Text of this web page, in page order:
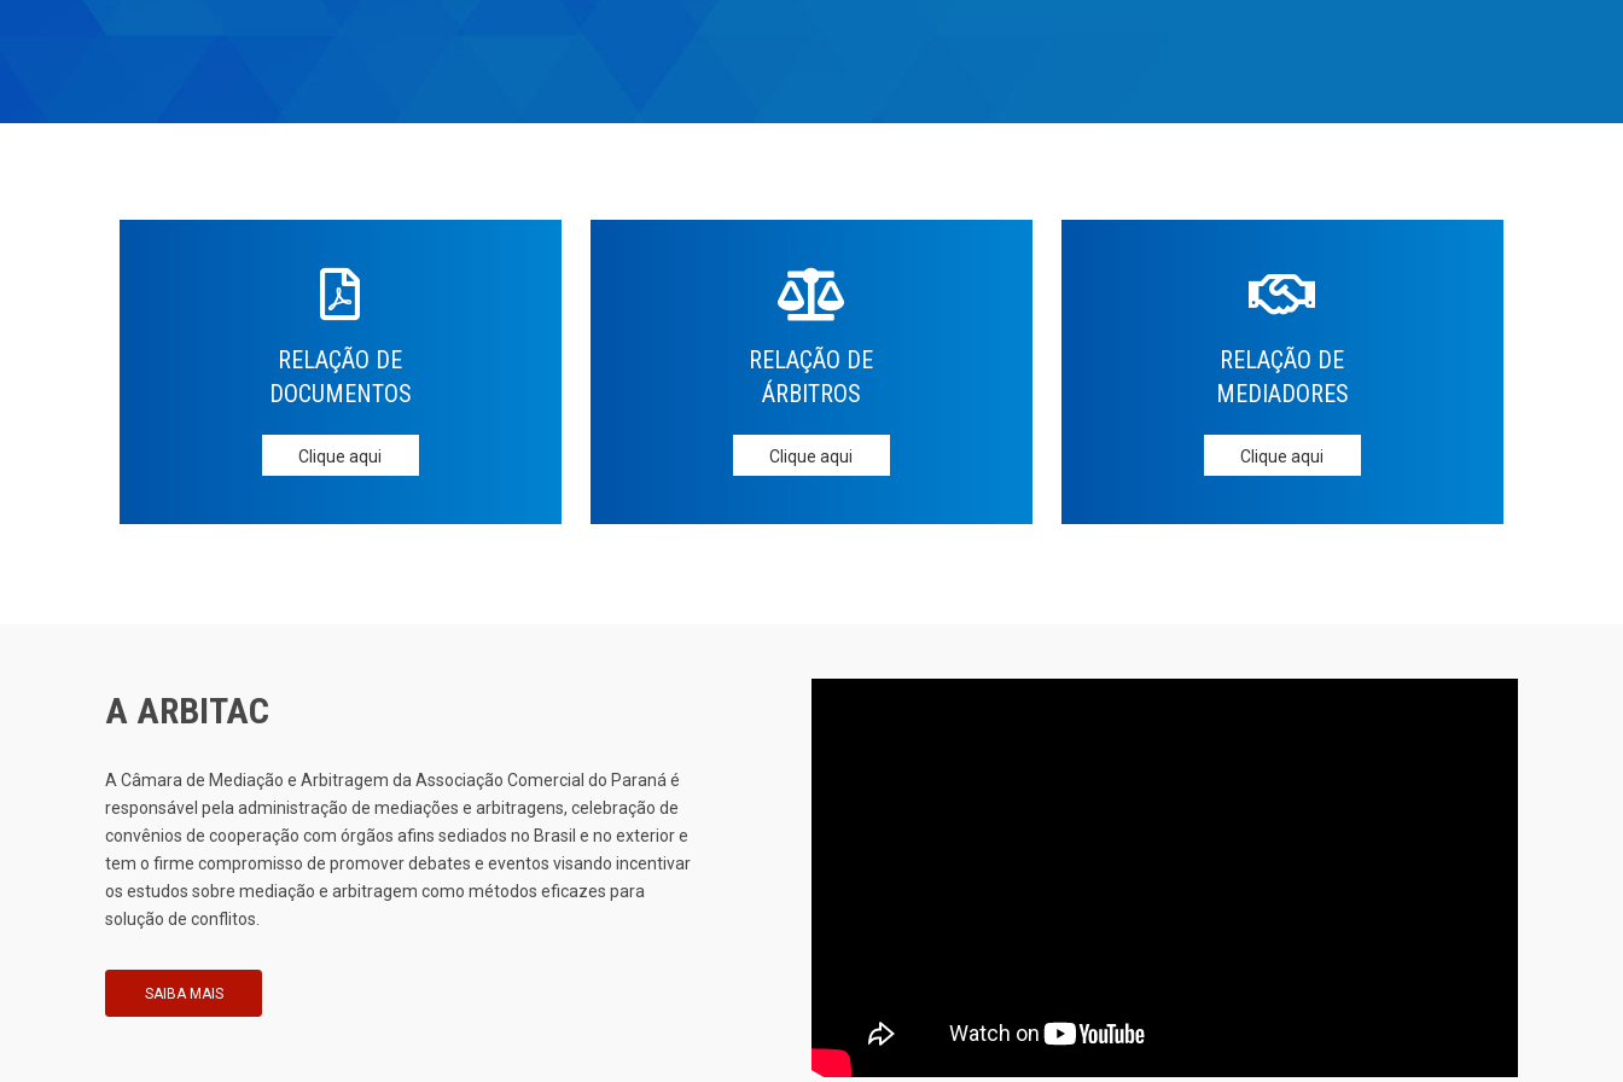
RELAÇÃO DE
DOCUMENTOS
Clique aqui
RELAÇÃO DE
ÁRBITROS
Clique aqui
RELAÇÃO DE
MEDIADORES
Clique aqui
A ARBITAC
A Câmara de Mediação e Arbitragem da Associação Comercial do Paraná é
responsável pela administração de mediações e arbitragens, celebração de
convênios de cooperação com órgãos afins sediados no Brasil e no exterior e
tem o firme compromisso de promover debates e eventos visando incentivar
os estudos sobre mediação e arbitragem como métodos eficazes para
solução de conflitos.
SAIBA MAIS